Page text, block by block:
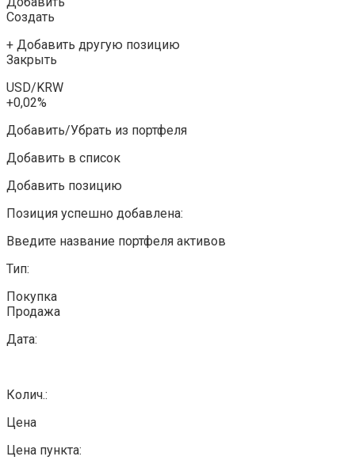
Создать
+ Добавить другую позицию
Закрыть
USD/KRW
+0,02%
Добавить/Убрать из портфеля
Добавить в список
Добавить позицию
Позиция успешно добавлена:
Введите название портфеля активов
Тип:
Покупка
Продажа
Дата:
Колич.:
Цена
Цена пункта: